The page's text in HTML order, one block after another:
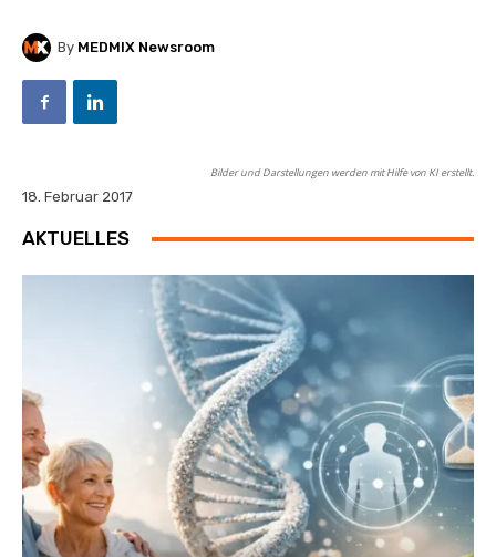
By MEDMIX Newsroom
Bilder und Darstellungen werden mit Hilfe von KI erstellt.
18. Februar 2017
AKTUELLES